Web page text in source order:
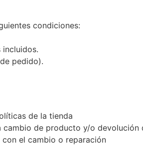
condiciones:
pedido).
de la tienda
de producto y/o
el cambio o reparación